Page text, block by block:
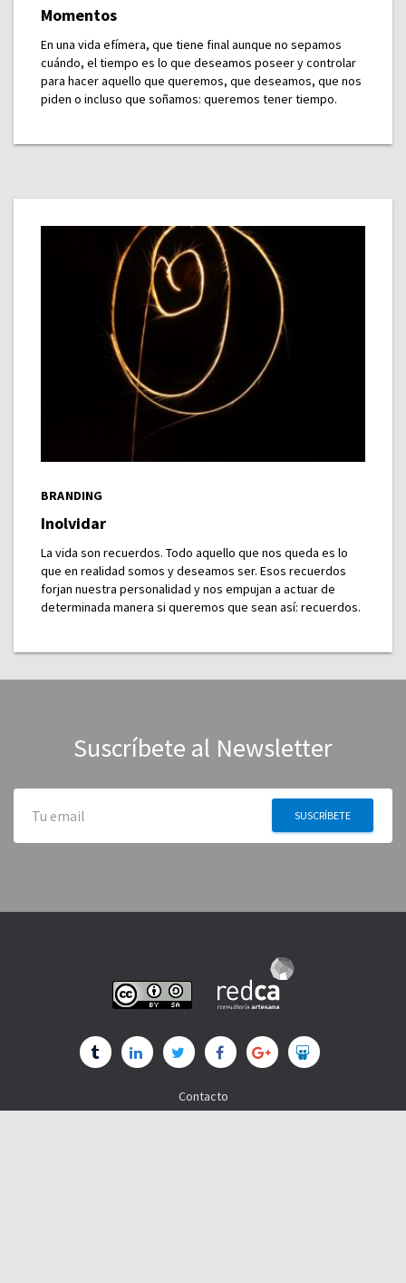
Momentos
En una vida efímera, que tiene final aunque no sepamos
cuándo, el tiempo es lo que deseamos poseer y controlar
para hacer aquello que queremos, que deseamos, que nos
piden o incluso que soñamos: queremos tener tiempo.
BRANDING
Inolvidar
La vida son recuerdos. Todo aquello que nos queda es lo
que en realidad somos y deseamos ser. Esos recuerdos
forjan nuestra personalidad y nos empujan a actuar de
determinada manera si queremos que sean así: recuerdos.
Suscríbete al Newsletter
Contacto